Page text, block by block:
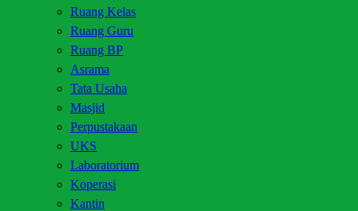
Ruang Kelas
Ruang Guru
Ruang BP
Asrama
Tata Usaha
Masjid
Perpustakaan
UKS
Laboratorium
Koperasi
Kantin